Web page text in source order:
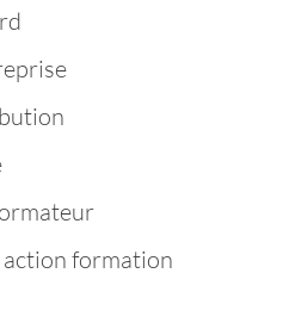
formation